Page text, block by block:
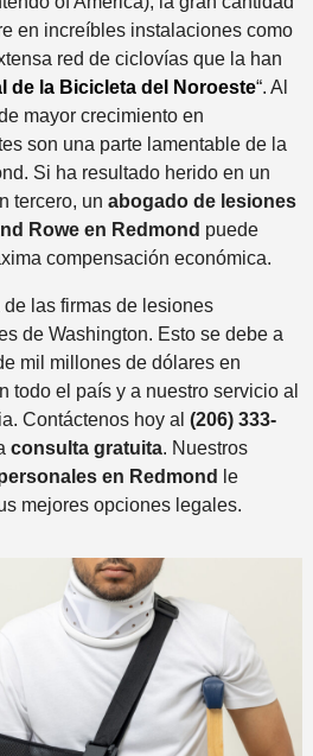
en increíbles instalaciones como
red de ciclovías que la han
de la Bicicleta del Noroeste“. Al
mayor crecimiento en
son una parte lamentable de la
Si ha resultado herido en un
tercero, un abogado de lesiones
Rowe en Redmond puede
compensación económica.
las firmas de lesiones
de Washington. Esto se debe a
mil millones de dólares en
todo el país y a nuestro servicio al
Contáctenos hoy al (206) 333-
consulta gratuita. Nuestros
en Redmond
le
mejores opciones legales.